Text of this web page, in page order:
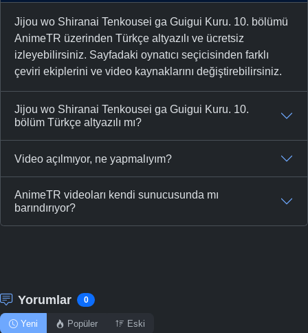
Jijou wo Shiranai Tenkousei ga Guigui Kuru. 10. bölümü
AnimeTR üzerinden Türkçe altyazılı ve ücretsiz
izleyebilirsiniz. Sayfadaki oynatıcı seçicisinden farklı
çeviri ekiplerini ve video kaynaklarını değiştirebilirsiniz.
Jijou wo Shiranai Tenkousei ga Guigui Kuru. 10.
bölüm Türkçe altyazılı mı?
Video açılmıyor, ne yapmalıyım?
AnimeTR videoları kendi sunucusunda mı
barındırıyor?
Yorumlar 0
Yeni Popüler Eski